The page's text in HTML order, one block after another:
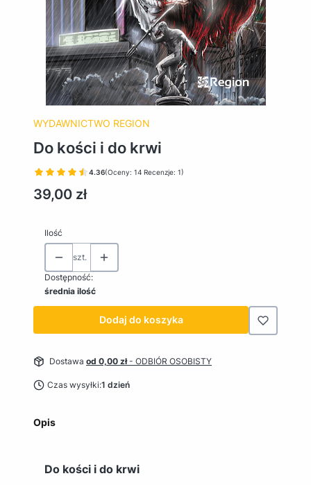
WYDAWNICTWO REGION
Do kości i do krwi
4.36(Oceny: 14 Recenzje: 1)
Cena
39,00 zł
Ilość
szt.
Dostępność:
średnia ilość
Dodaj do koszyka
Dostawa od 0,00 zł- ODBIÓR OSOBISTY
Czas wysyłki:1 dzień
Opis
Do kości i do krwi